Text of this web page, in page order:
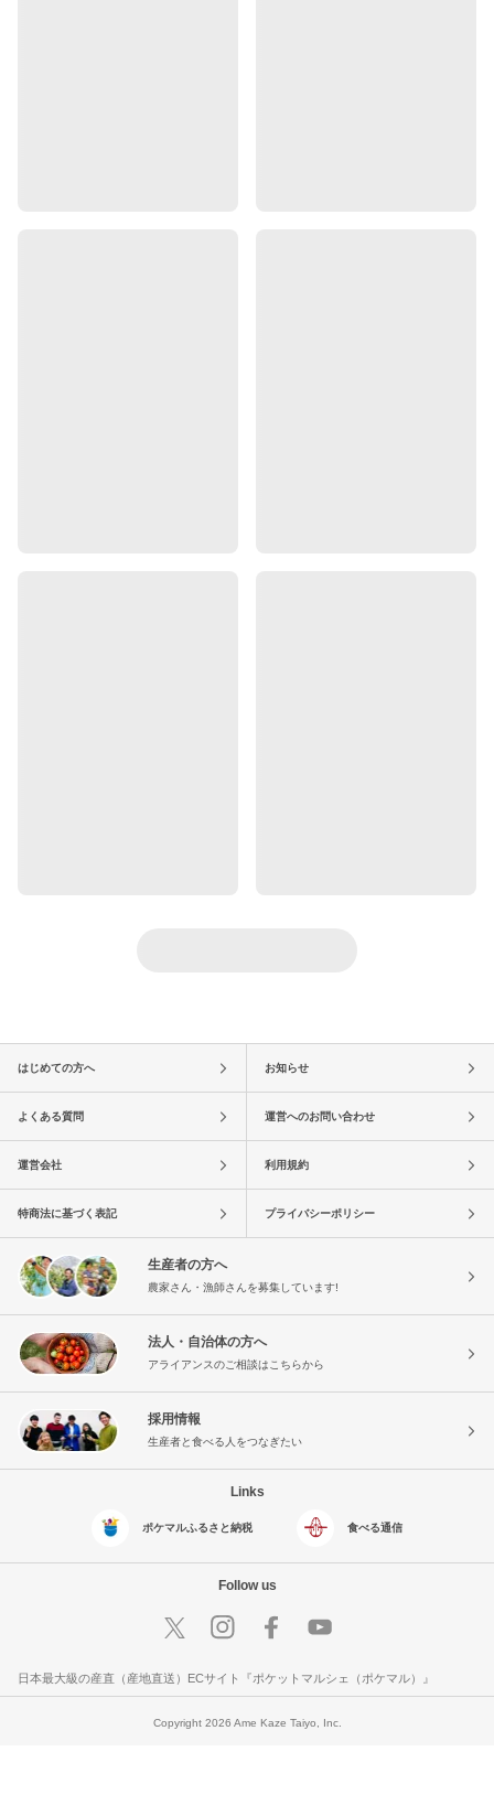
はじめての方へ お知らせ
よくある質問 運営へのお問い合わせ
運営会社 利用規約
特商法に基づく表記 プライバシーポリシー
生産者の方へ
農家さん・漁師さんを募集しています!
法人・自治体の方へ
アライアンスのご相談はこちらから
採用情報
生産者と食べる人をつなぎたい
Links
ポケマルふるさと納税 食べる通信
Follow us
日本最大級の産直（産地直送）ECサイト『ポケットマルシェ（ポケマル）』
Copyright 2026 Ame Kaze Taiyo, Inc.